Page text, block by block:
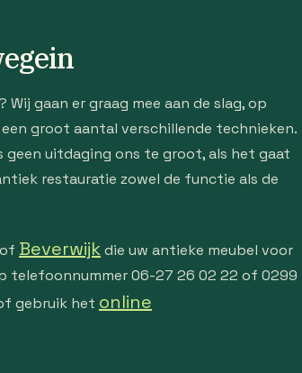
gaan er graag mee aan de slag, op
groot aantal verschillende technieken.
geen uitdaging ons te groot, als het gaat
restauratie zowel de functie als de
of Beverwijkdie uw antieke meubel voor
telefoonnummer 06-27 26 02 22 of 0299
gebruik het online